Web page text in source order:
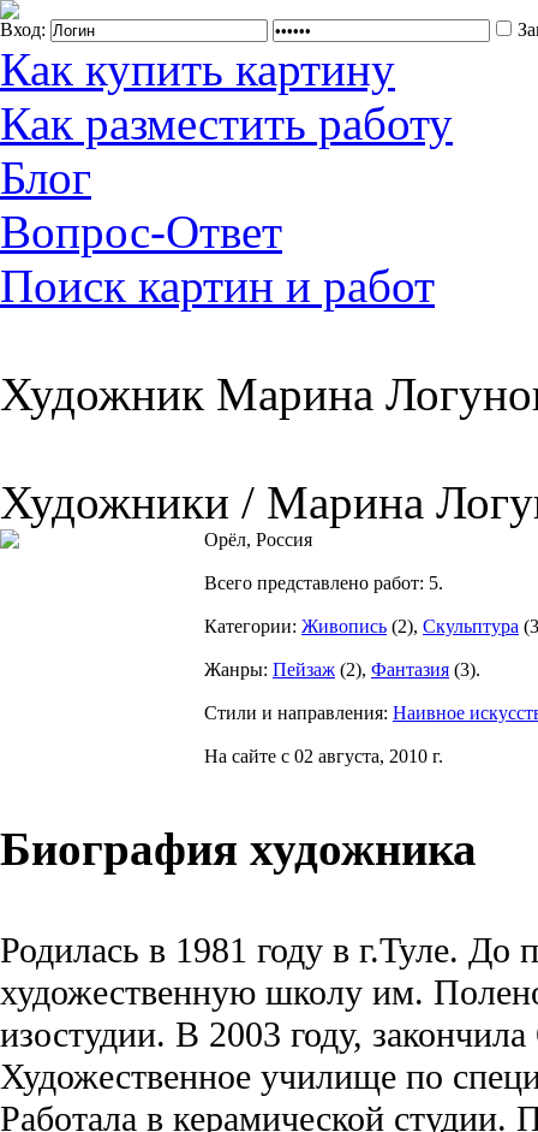
Вход:
Как купить картину
Как разместить работу
Блог
Вопрос-Ответ
Поиск картин и работ
Художник Марина
Художники / Марина
Орёл, Россия
Всего представлено работ: 5.
Категории: Живопись (2), Скульптура (3
Жанры: Пейзаж (2), Фантазия (3).
Стили и направления: Наивное
На сайте с 02 августа, 2010 г.
Биография художника
Родилась в 1981 году в г.Туле. До
художественную школу им.
изостудии. В 2003 году,
Художественное училище по
Работала в керамической студии.